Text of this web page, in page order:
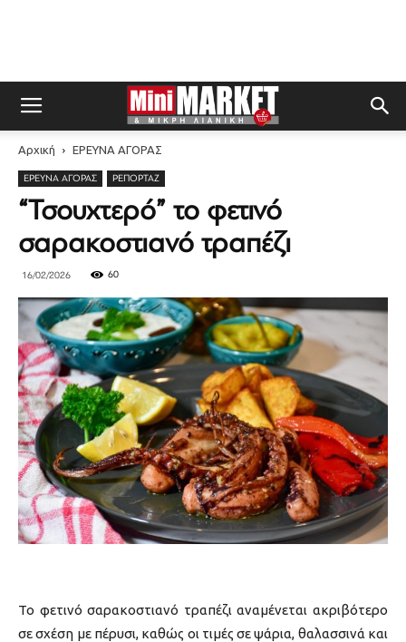
Αρχική ΕΡΕΥΝΑ ΑΓΟΡΑΣ
ΕΡΕΥΝΑ ΑΓΟΡΑΣ ΡΕΠΟΡΤΆΖ
“Τσουχτερό” το φετινό
σαρακοστιανό τραπέζι
16/02/2026 60
Το φετινό σαρακοστιανό τραπέζι αναμένεται ακριβότερο
σε σχέση με πέρυσι, καθώς οι τιμές σε ψάρια, θαλασσινά και